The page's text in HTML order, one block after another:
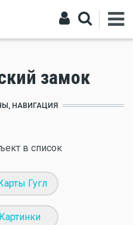
замок
НАВИГАЦИЯ
в список
Гугл
Картинки